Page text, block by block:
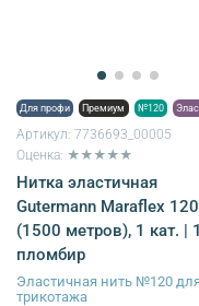
Для профи Премиум №120
Артикул: 7736693_00005
Оценка: ★★★★★
Нитка эластичная
Gutermann Maraflex 120
(1500 метров), 1 кат. |
пломбир
Эластичная нить №120 для
трикотажа